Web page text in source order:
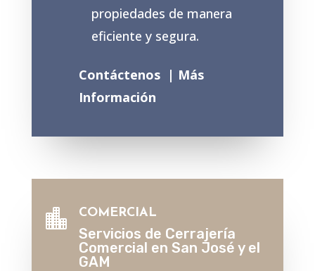
propiedades de manera
eficiente y segura.
Contáctenos | Más
Información
 COMERCIAL
Servicios de Cerrajería
Comercial en San José y el
GAM